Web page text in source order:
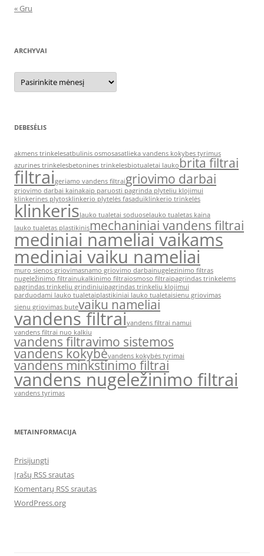
« Gru
ARCHYVAI
Archyvai
DEBESĖLIS
akmens trinkelesatbulinis osmosasatlieka vandens kokybes tyrimus
azurines trinkelesbetonines trinkelesbiotualetai laukobrita filtrai
filtraigeriamo vandens filtraigriovimo darbai
griovimo darbai kainakaip paruosti pagrinda plyteliu klojimui
klinkerines plytosklinkerio plytelės fasaduiklinkerio trinkelės
klinkerislauko tualetai soduoselauko tualetas kaina
lauko tualetas plastikinismechaniniai vandens filtrai
mediniai nameliai vaikams
mediniai vaiku nameliai
muro sienos griovimasnamo griovimo darbainugelezinimo filtras
nugeležinimo filtrainukalkinimo filtraiosmoso filtraipagrindas trinkelems
pagrindas trinkeliu grindiniuipagrindas trinkeliu klojimui
parduodami lauko tualetaiplastikiniai lauko tualetaisienu griovimas
sienu griovimas butevaiku nameliai
vandens filtraivandens filtrai namui
vandens filtrai nuo kalkiu
vandens filtravimo sistemos
vandens kokybėvandens kokybės tyrimai
vandens minkstinimo filtrai
vandens nugeležinimo filtrai
vandens tyrimas
METAINFORMACIJA
Prisijungti
Įrašų RSS srautas
Komentarų RSS srautas
WordPress.org